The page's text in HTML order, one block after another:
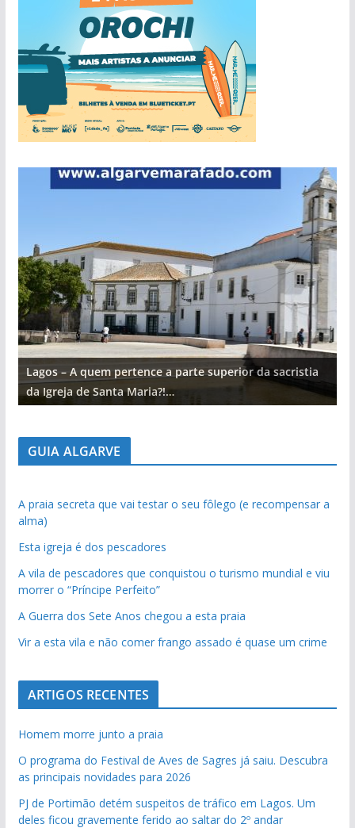
Lagos – A quem pertence a parte superior da sacristia
da Igreja de Santa Maria?!…
GUIA ALGARVE
A praia secreta que vai testar o seu fôlego (e recompensar a
alma)
Esta igreja é dos pescadores
A vila de pescadores que conquistou o turismo mundial e viu
morrer o “Príncipe Perfeito”
A Guerra dos Sete Anos chegou a esta praia
Vir a esta vila e não comer frango assado é quase um crime
ARTIGOS RECENTES
Homem morre junto a praia
O programa do Festival de Aves de Sagres já saiu. Descubra
as principais novidades para 2026
PJ de Portimão detém suspeitos de tráfico em Lagos. Um
deles ficou gravemente ferido ao saltar do 2º andar